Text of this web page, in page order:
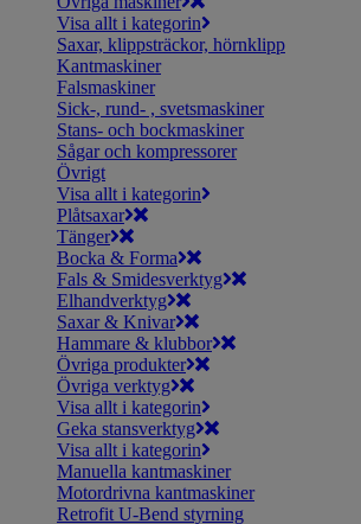
Visa allt i kategorin
Saxar, klippsträckor, hörnklipp
Kantmaskiner
Falsmaskiner
Sick-, rund- , svetsmaskiner
Stans- och bockmaskiner
Sågar och kompressorer
Övrigt
Visa allt i kategorin
Plåtsaxar
Tänger
Bocka & Forma
Fals & Smidesverktyg
Elhandverktyg
Saxar & Knivar
Hammare & klubbor
Övriga produkter
Övriga verktyg
Visa allt i kategorin
Geka stansverktyg
Visa allt i kategorin
Manuella kantmaskiner
Motordrivna kantmaskiner
Retrofit U-Bend styrning